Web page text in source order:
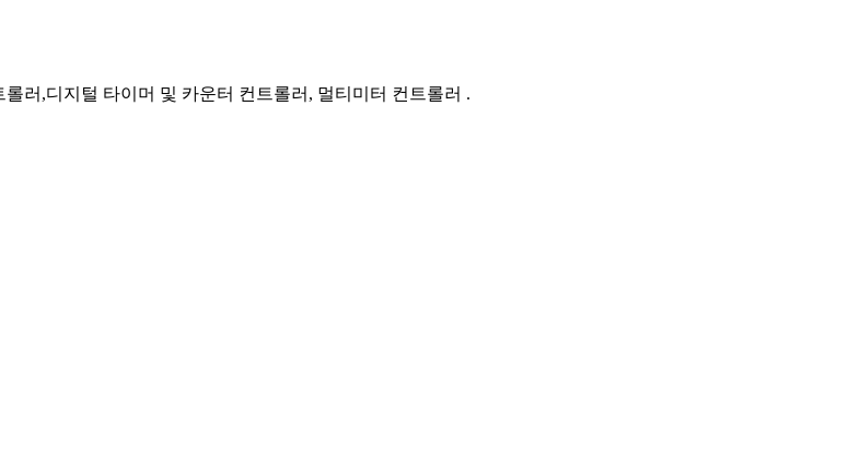
러,디지털 타이머 및 카운터 컨트롤러, 멀티미터 컨트롤러 .